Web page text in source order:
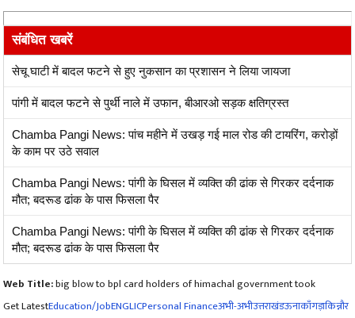
संबंधित खबरें
सेचू घाटी में बादल फटने से हुए नुकसान का प्रशासन ने लिया जायजा
पांगी में बादल फटने से पुर्थी नाले में उफान, बीआरओ सड़क क्षतिग्रस्त
Chamba Pangi News: पांच महीने में उखड़ गई माल रोड की टायरिंग, करोड़ों
के काम पर उठे सवाल
Chamba Pangi News: पांगी के घिसल में व्यक्ति की ढांक से गिरकर दर्दनाक
मौत; बदरूड ढांक के पास फिसला पैर
Chamba Pangi News: पांगी के घिसल में व्यक्ति की ढांक से गिरकर दर्दनाक
मौत; बदरूड ढांक के पास फिसला पैर
Web Title:big blow to bpl card holders of himachal government took
Get LatestEducation/JobENGLICPersonal Financeअभी-अभीउत्तराखंडऊनाकाँगड़ाकिन्नौर